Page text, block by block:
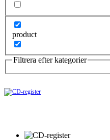
product
Filtrera efter kategorier